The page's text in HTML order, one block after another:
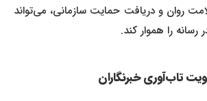
روان و دریافت حمایت سازمانی، می‌تواند
را هموار کند.
تاب‌آوری خبرنگاران